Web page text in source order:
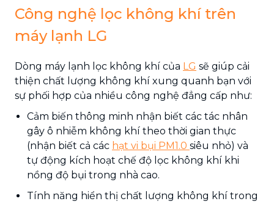
Công nghệ lọc không khí trên
máy lạnh LG
Dòng máy lạnh lọc không khí của LG sẽ giúp cải
thiện chất lượng không khí xung quanh bạn với
sự phối hợp của nhiều công nghệ đẳng cấp như:
Cảm biến thông minh nhận biết các tác nhân
gây ô nhiễm không khí theo thời gian thực
(nhận biết cả các hạt vi bụi PM1.0 siêu nhỏ) và
tự động kích hoạt chế độ lọc không khí khi
nồng độ bụi trong nhà cao.
Tính năng hiển thị chất lượng không khí trong